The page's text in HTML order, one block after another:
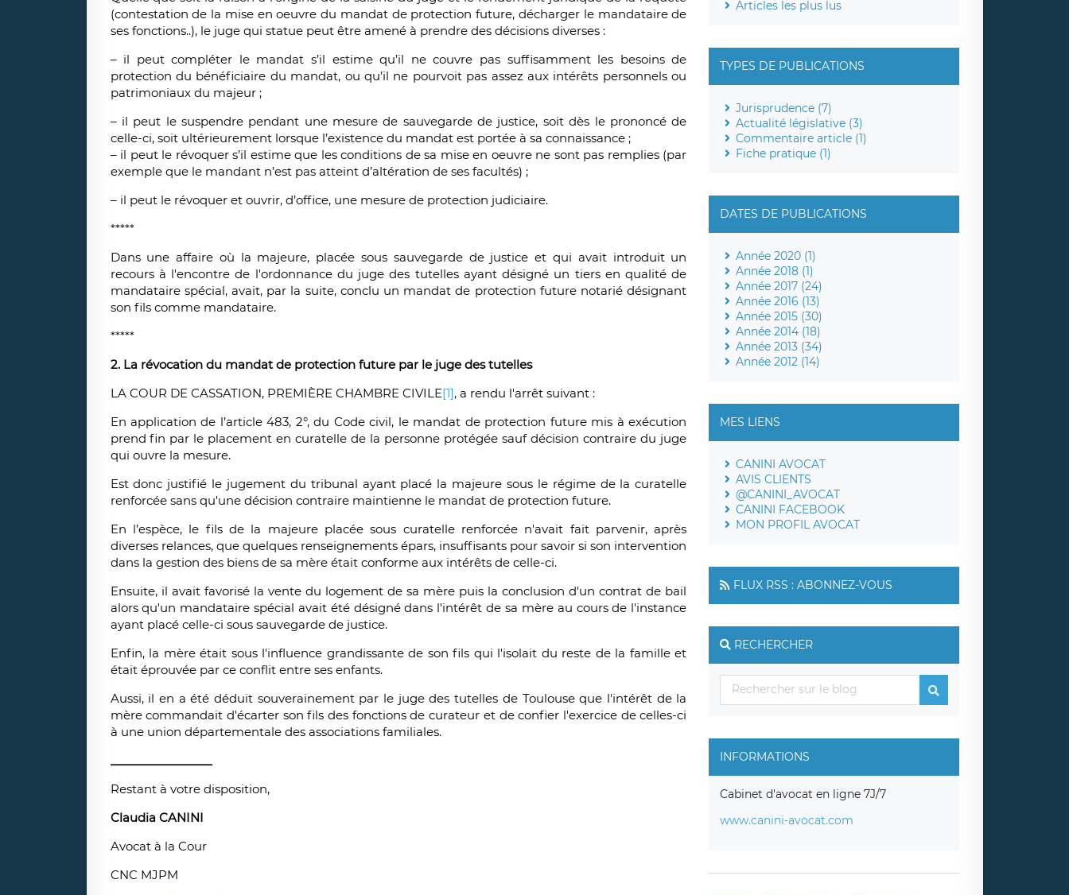
(contestation de la mise en oeuvre du mandat de protection future, décharger le mandataire de
ses fonctions..), le juge qui statue peut être amené à prendre des décisions diverses :
– il peut compléter le mandat s’il estime qu’il ne couvre pas suffisamment les besoins de
protection du bénéficiaire du mandat, ou qu’il ne pourvoit pas assez aux intérêts personnels ou
patrimoniaux du majeur ;
– il peut le suspendre pendant une mesure de sauvegarde de justice, soit dès le prononcé de
celle-ci, soit ultérieurement lorsque l’existence du mandat est portée à sa connaissance ;
– il peut le révoquer s’il estime que les conditions de sa mise en oeuvre ne sont pas remplies (par
exemple que le mandant n’est pas atteint d’altération de ses facultés) ;
– il peut le révoquer et ouvrir, d’office, une mesure de protection judiciaire.
*****
Dans une affaire où la majeure, placée sous sauvegarde de justice et qui avait introduit un
recours à l'encontre de l'ordonnance du juge des tutelles ayant désigné un tiers en qualité de
mandataire spécial, avait, par la suite, conclu un mandat de protection future notarié désignant
son fils comme mandataire.
*****
2. La révocation du mandat de protection future par le juge des tutelles
LA COUR DE CASSATION, PREMIÈRE CHAMBRE CIVILE[1], a rendu l'arrêt suivant :
En application de l’article 483, 2°, du Code civil, le mandat de protection future mis à exécution
prend fin par le placement en curatelle de la personne protégée sauf décision contraire du juge
qui ouvre la mesure.
Est donc justifié le jugement du tribunal ayant placé la majeure sous le régime de la curatelle
renforcée sans qu'une décision contraire maintienne le mandat de protection future.
En l’espèce, le fils de la majeure placée sous curatelle renforcée n'avait fait parvenir, après
diverses relances, que quelques renseignements épars, insuffisants pour savoir si son intervention
dans la gestion des biens de sa mère était conforme aux intérêts de celle-ci.
Ensuite, il avait favorisé la vente du logement de sa mère puis la conclusion d'un contrat de bail
alors qu'un mandataire spécial avait été désigné dans l'intérêt de sa mère au cours de l'instance
ayant placé celle-ci sous sauvegarde de justice.
Enfin, la mère était sous l'influence grandissante de son fils qui l'isolait du reste de la famille et
était éprouvée par ce conflit entre ses enfants.
Aussi, il en a été déduit souverainement par le juge des tutelles de Toulouse que l'intérêt de la
mère commandait d'écarter son fils des fonctions de curateur et de confier l'exercice de celles-ci
à une union départementale des associations familiales.
________________
Restant à votre disposition,
Claudia CANINI
Avocat à la Cour
CNC MJPM
Articles les plus lus
TYPES DE PUBLICATIONS
Jurisprudence (7)
Actualité législative (3)
Commentaire article (1)
Fiche pratique (1)
DATES DE PUBLICATIONS
Année 2020 (1)
Année 2018 (1)
Année 2017 (24)
Année 2016 (13)
Année 2015 (30)
Année 2014 (18)
Année 2013 (34)
Année 2012 (14)
MES LIENS
CANINI AVOCAT
AVIS CLIENTS
@CANINI_AVOCAT
CANINI FACEBOOK
MON PROFIL AVOCAT
FLUX RSS : ABONNEZ-VOUS
RECHERCHER
INFORMATIONS
Cabinet d'avocat en ligne 7J/7
www.canini-avocat.com